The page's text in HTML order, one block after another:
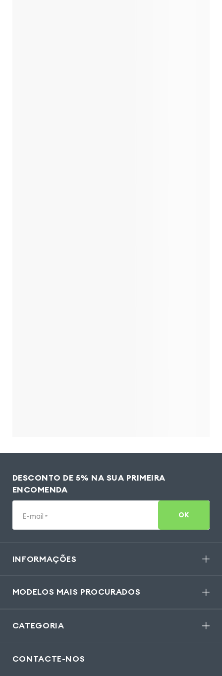
DESCONTO DE 5% NA SUA PRIMEIRA
ENCOMENDA
E-mail * OK
INFORMAÇÕES
MODELOS MAIS PROCURADOS
CATEGORIA
CONTACTE-NOS